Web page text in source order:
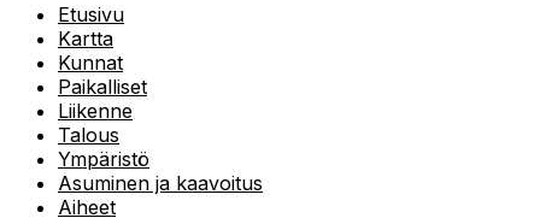
Etusivu
Kartta
Kunnat
Paikalliset
Liikenne
Talous
Ympäristö
Asuminen ja kaavoitus
Aiheet